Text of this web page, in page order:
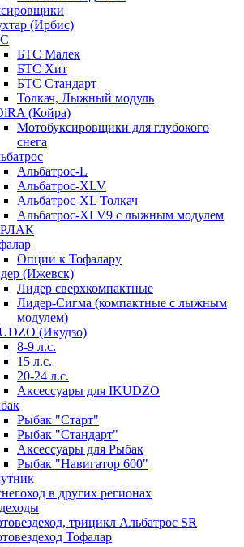
(Ирбис)
БТС Малек
БТС Хит
БТС Стандарт
Толкач, Лыжный модуль
(Койра)
Мотобуксировщики для глубокого
снега
Альбатрос-L
Альбатрос-XLV
Альбатрос-XL Толкач
Альбатрос-XLV9 с лыжным модулем
Опции к Тофалару
(Ижевск)
Лидер сверхкомпактные
Лидер-Сигма (компактные с лыжным
модулем)
(Икудзо)
8-9 л.с.
15 л.с.
20-24 л.с.
Аксессуары для IKUDZO
Рыбак "Старт"
Рыбак "Стандарт"
Аксессуары для Рыбак
Рыбак "Навигатор 600"
в других регионах
трицикл Альбатрос SR
Тофалар